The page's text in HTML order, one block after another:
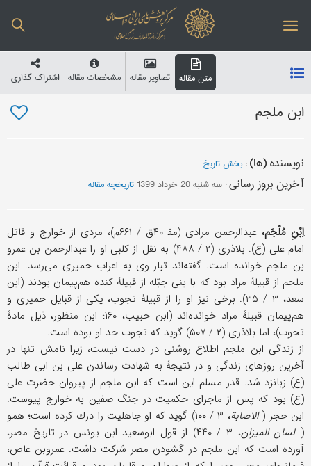
متن مقاله تصاویر مقاله مشخصات مقاله اشتراک گذاری
ابن ملجم
نویسنده (ها): بخش تاریخ
آخرین بروز رسانی: سه شنبه 20 خرداد 1399 تاریخچه مقاله
اِبْنِ مُلْجَم،
عبدالرحمن مرادی (مق‍ ۴۰ق / ۶۶۱م)، مردی از خوارج و قاتل
امام علی (ع). بلاذری (۲ / ۴۸۸) به نقل از كلبی او را عبدالرحمن بن عمرو
بن ملجم خوانده است. گفته‌اند تبار وی به اعراب حميری می‌رسد. ابن
ملجم از قبيلۀ مراد بود كه با بنی جبّله از قبيلۀ كنده هم‌پيمان بودند (ابن
سعد، ۳ / ۳۵). برخی نيز او را از قبيلۀ تجوب، يكی از قبايل حميری و
هم‌پيمان قبيلۀ مراد خوانده‌اند (ابن حبيب، ۱۶۰؛ ابن منظور، ذيل مادۀ
تجوب)، اما بلاذری (۲ / ۵۰۷) گويد كه تجوب جد او بوده است.
از زندگی ابن ملجم اطلاع روشنی در دست نيست، زيرا نامش تنها در
آخرين روزهای زندگی و در نتيجۀ به شهادت رساندن علی بن ابی طالب
(ع) زبانزد شد. قدر مسلم اين است كه ابن ملجم از پيروان حضرت علی
(ع) بود كه پس از ماجرای حكميت در جنگ صفين به خوارج پيوست.
ابن حجر (الاصابة
، ۳ / ۱۰۰) گويد كه او جاهليت را درك كرده است؛ همو
( لسان الميزان
، ۳ / ۴۴۰) از قول ابوسعيد ابن يونس در تاريخ مصر،
آورده است كه ابن ملجم در گشودن مصر شركت داشت. عمروبن عاص،